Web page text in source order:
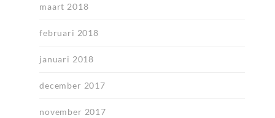
maart 2018
februari 2018
januari 2018
december 2017
november 2017